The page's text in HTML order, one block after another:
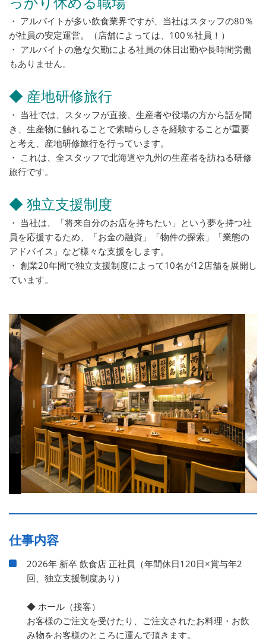
・ アルバイトが多い飲食業界ですが、当社はスタッフの80％
が社員の安定運営。（店舗によっては、100％社員！）
・ アルバイトの急な欠勤による社員の休日出勤や長時間労働
もありません。
◆ 産地研修旅行
・ 当社では、スタッフが直接、生産者や役場の方から話を聞
き、生産物に触れることで素晴らしさを経験することが重要
と考え、産地研修旅行を行っています。
・ これは、全スタッフで北海道や九州の生産者を訪ねる研修
旅行です。
◆ 独立支援制度
・ 当社は、「将来自分のお店を持ちたい」という夢を持つ社
員を応援するため、「お金の融資」「物件の探索」「業態の
アドバイス」など様々な支援をします。
・ 創業20年間で独立支援制度によって10名が12店舗を展開し
ています。
仕事内容
2026年 新卒 飲食店 正社員（年間休日120日×賞与年2
回、独立支援制度あり）
◆ ホール（接客）
お客様のご注文を受けたり、ご注文されたお料理・お飲
み物をお客様のところに運んで頂きます。